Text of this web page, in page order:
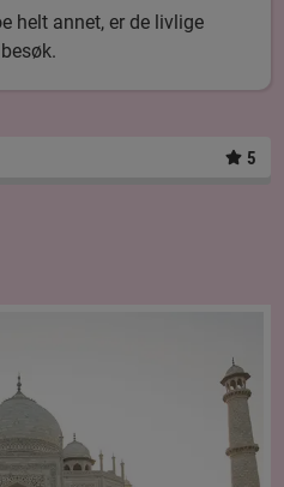
helt annet, er de livlige
5